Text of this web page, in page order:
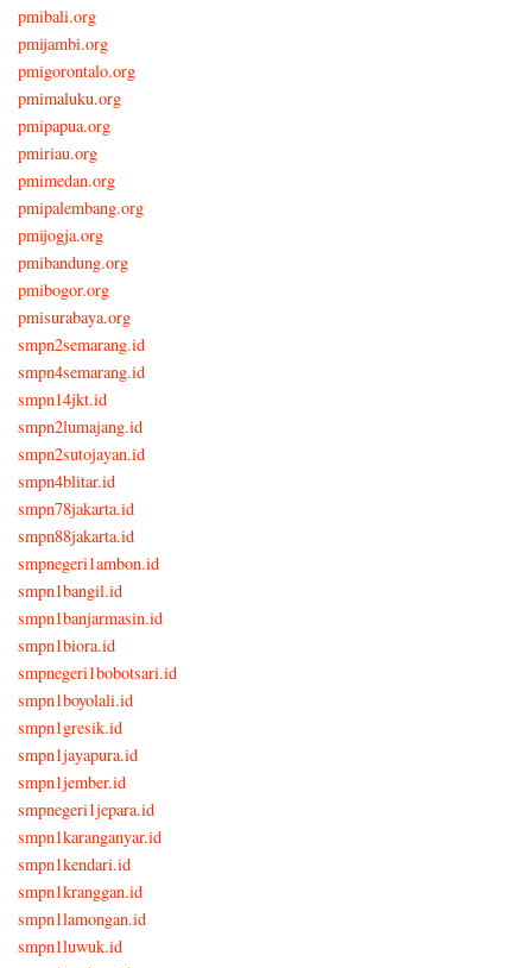
pmibali.org
pmijambi.org
pmigorontalo.org
pmimaluku.org
pmipapua.org
pmiriau.org
pmimedan.org
pmipalembang.org
pmijogja.org
pmibandung.org
pmibogor.org
pmisurabaya.org
smpn2semarang.id
smpn4semarang.id
smpn14jkt.id
smpn2lumajang.id
smpn2sutojayan.id
smpn4blitar.id
smpn78jakarta.id
smpn88jakarta.id
smpnegeri1ambon.id
smpn1bangil.id
smpn1banjarmasin.id
smpn1biora.id
smpnegeri1bobotsari.id
smpn1boyolali.id
smpn1gresik.id
smpn1jayapura.id
smpn1jember.id
smpnegeri1jepara.id
smpn1karanganyar.id
smpn1kendari.id
smpn1kranggan.id
smpn1lamongan.id
smpn1luwuk.id